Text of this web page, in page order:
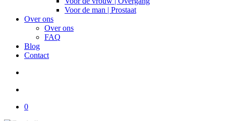
Voor de man | Prostaat
Over ons
Over ons
FAQ
Blog
Contact
0